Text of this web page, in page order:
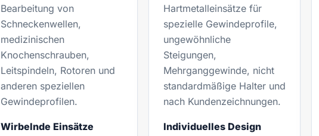
Bearbeitung von
Schneckenwellen,
medizinischen
Knochenschrauben,
Leitspindeln, Rotoren und
anderen speziellen
Gewindeprofilen.
Wirbelnde Einsätze
Hartmetalleinsätze für
spezielle Gewindeprofile,
ungewöhnliche
Steigungen,
Mehrganggewinde, nicht
standardmäßige Halter und
nach Kundenzeichnungen.
Individuelles Design